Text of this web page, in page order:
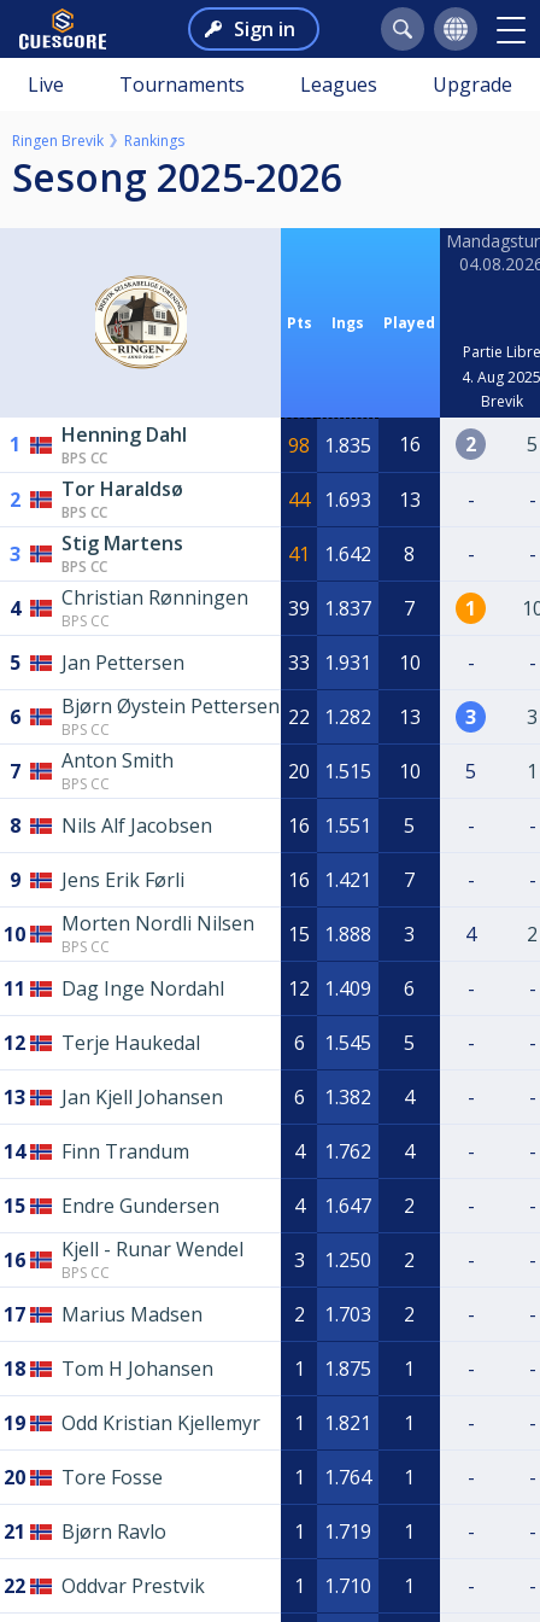
Sign in
Live Tournaments Leagues Upgrade
Ringen Brevik Rankings
Sesong 2025-2026
Pts Ings Played
Partie Libre
4. Aug 2025
Brevik
1 Henning Dahl
BPS CC 98 1.835 16 2 5
2 Tor Haraldsø
BPS CC 44 1.693 13 - -
3 Stig Martens
BPS CC 41 1.642 8 - -
4 Christian Rønningen
BPS CC 39 1.837 7 1
5 Jan Pettersen 33 1.931 10 - -
6 Bjørn Øystein Pettersen
BPS CC 22 1.282 13 3 3
7 Anton Smith
BPS CC 20 1.515 10 5 1
8 Nils Alf Jacobsen 16 1.551 5 - -
9 Jens Erik Førli 16 1.421 7 - -
10 Morten Nordli Nilsen
BPS CC 15 1.888 3 4 2
11 Dag Inge Nordahl 12 1.409 6 - -
12 Terje Haukedal 6 1.545 5 - -
13 Jan Kjell Johansen 6 1.382 4 - -
14 Finn Trandum 4 1.762 4 - -
15 Endre Gundersen 4 1.647 2 - -
16 Kjell - Runar Wendel
BPS CC 3 1.250 2 - -
17 Marius Madsen 2 1.703 2 - -
18 Tom H Johansen 1 1.875 1 - -
19 Odd Kristian Kjellemyr 1 1.821 1 - -
20 Tore Fosse 1 1.764 1 - -
21 Bjørn Ravlo 1 1.719 1 - -
22 Oddvar Prestvik 1 1.710 1 - -